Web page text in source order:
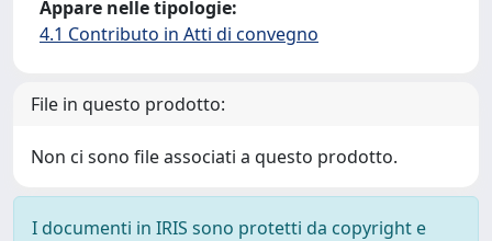
Appare nelle tipologie:
4.1 Contributo in Atti di convegno
File in questo prodotto:
Non ci sono file associati a questo prodotto.
I documenti in IRIS sono protetti da copyright e